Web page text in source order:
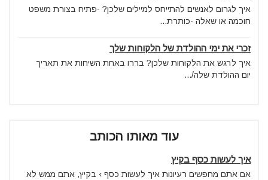
איך לגרום לאנשים להתייחס למיילים שלכן? -פתיח בצורת משפט
חוכמה או שאלה -כותרת...
זכרי את ימי ההולדת של הלקוחות שלך
איך לרגש את הלקוחות שלכן? בררו באחת השיחות את תאריך
יום ההולדת שלה/...
עוד מאותו הכותב
איך לעשות כסף בקיץ
אם אתם מחפשים רעיונות איך לעשות כסף › בקיץ, אתם ממש לא